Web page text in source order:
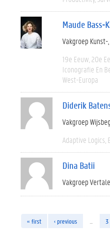
Maude Bass-
Vakgroep
19e Eeuw 20e
Iconografie En
West-Europa
Diderik
Vakgroep
Adaptive Logics
Dina Batii
Vakgroep
« first ‹ previous 3